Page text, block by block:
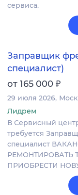
сервиса.
Заправщик
специалист)
от 165 000 ₽
29 июля 2026
Лидрем
В Сервисный
требуется
специалист
РЕМОНТИРОВАТЬ
ПРИОБРЕСТИ